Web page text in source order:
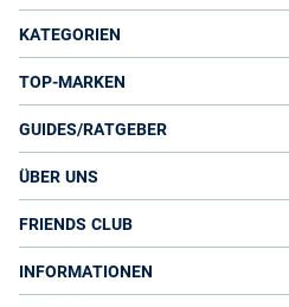
KATEGORIEN
TOP-MARKEN
GUIDES/RATGEBER
ÜBER UNS
FRIENDS CLUB
INFORMATIONEN